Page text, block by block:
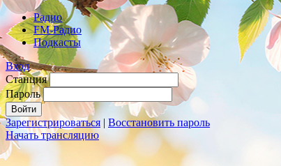
Радио
FM-Радио
Подкасты
Вход
Станция
Пароль
Зарегистрироваться | Восстановить пароль
Начать трансляцию